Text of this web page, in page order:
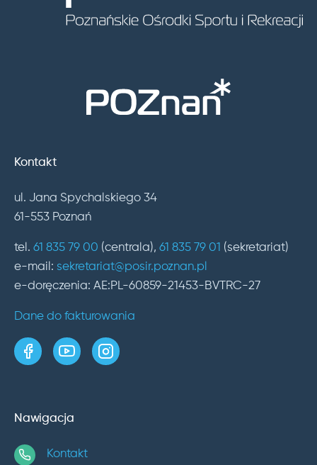
Kontakt
ul. Jana Spychalskiego 34
61-553 Poznań
tel. 61 835 79 00 (centrala), 61 835 79 01 (sekretariat)
e-mail: sekretariat@posir.poznan.pl
e-doręczenia: AE:PL-60859-21453-BVTRC-27
Dane do fakturowania
strona w serwisie Facebook
kanał w serwisie YouTube
profil w serwisie Instagram
Nawigacja
Kontakt